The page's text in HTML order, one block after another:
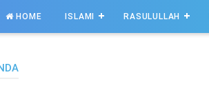
HOME ISLAMI RASULULLAH